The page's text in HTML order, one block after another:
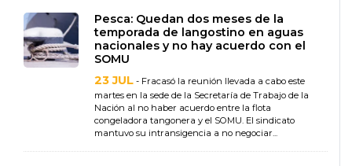
Pesca: Quedan dos meses de la
temporada de langostino en aguas
nacionales y no hay acuerdo con el
SOMU
23 JUL - Fracasó la reunión llevada a cabo este
martes en la sede de la Secretaría de Trabajo de la
Nación al no haber acuerdo entre la flota
congeladora tangonera y el SOMU. El sindicato
mantuvo su intransigencia a no negociar...